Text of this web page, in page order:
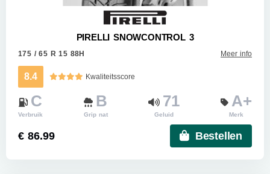
PIRELLI SNOWCONTROL 3
175 / 65 R 15 88H Meer info
8.4 Kwaliteitsscore
C
Verbruik
B
Grip nat
71
Geluid
A+
Merk
€ 86.99 Bestellen